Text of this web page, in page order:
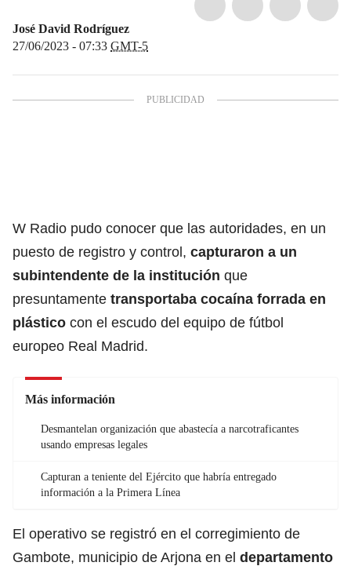
José David Rodríguez
27/06/2023 - 07:33 GMT-5
W Radio pudo conocer que las autoridades, en un
puesto de registro y control, capturaron a un
subintendente de la institución que
presuntamente transportaba cocaína forrada en
plástico con el escudo del equipo de fútbol
europeo Real Madrid.
Más información
Desmantelan organización que abastecía a narcotraficantes
usando empresas legales
Capturan a teniente del Ejército que habría entregado
información a la Primera Línea
El operativo se registró en el corregimiento de
Gambote, municipio de Arjona en el departamento